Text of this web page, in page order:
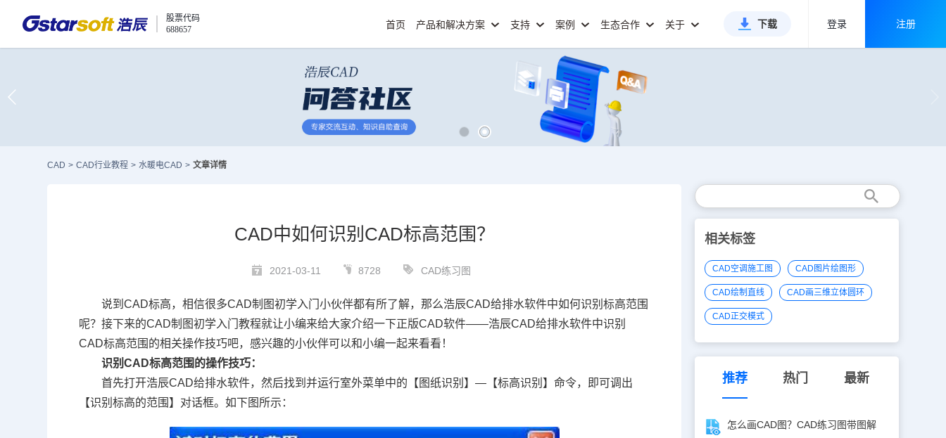
股票代码
688657
首页 产品和解决方案 支持 案例 生态合作 关于 下载 登录 注册
CAD > CAD行业教程 > 水暖电CAD > 文章详情
CAD中如何识别CAD标高范围？
2021-03-11 8728 CAD练习图
说到CAD标高，相信很多CAD制图初学入门小伙伴都有所了解，那么浩辰CAD给排水软件中如何识别标高范围
呢？接下来的CAD制图初学入门教程就让小编来给大家介绍一下正版CAD软件——浩辰CAD给排水软件中识别
CAD标高范围的相关操作技巧吧，感兴趣的小伙伴可以和小编一起来看看！
识别CAD标高范围的操作技巧：
首先打开浩辰CAD给排水软件，然后找到并运行室外菜单中的【图纸识别】—【标高识别】命令，即可调出
【识别标高的范围】对话框。如下图所示：
相关标签
CAD空调施工图 CAD图片绘图形
CAD绘制直线 CAD画三维立体圆环
CAD正交模式
推荐 热门 最新
怎么画CAD图？CAD练习图带图解